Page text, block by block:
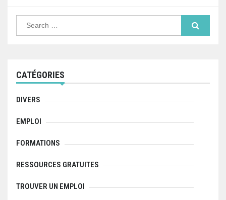
i
o
n
d
’
a
f
o
:
CATÉGORIES
DIVERS
EMPLOI
FORMATIONS
RESSOURCES GRATUITES
TROUVER UN EMPLOI